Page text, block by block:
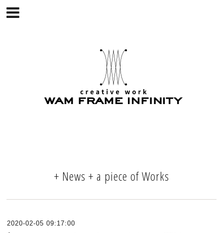
+ News + a piece of Works
2020-02-05 09:17:00